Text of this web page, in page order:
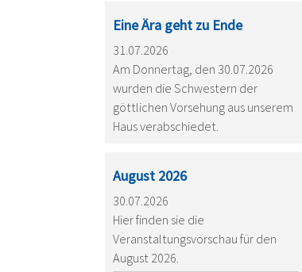
Eine Ära geht zu Ende
31.07.2026
Am Donnertag, den 30.07.2026
wurden die Schwestern der
göttlichen Vorsehung aus unserem
Haus verabschiedet.
August 2026
30.07.2026
Hier finden sie die
Veranstaltungsvorschau für den
August 2026.